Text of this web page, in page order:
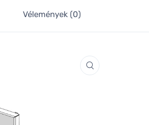
Vélemények (0)